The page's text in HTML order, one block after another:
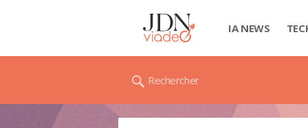
IA NEWS
Rechercher